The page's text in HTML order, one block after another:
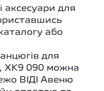
аксесуари для
або
для
XK9 090 можна
ВІДІ Авеню